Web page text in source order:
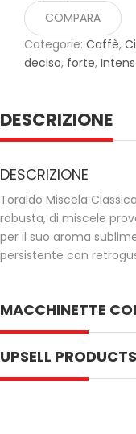
COMPARA
Categorie: Caffè,
deciso, forte,
DESCRIZIONE
DESCRIZIONE
Toraldo Miscela
robusta, di miscele
per il suo aroma
persistente con
MACCHINETTE
UPSELL PRODUCTS